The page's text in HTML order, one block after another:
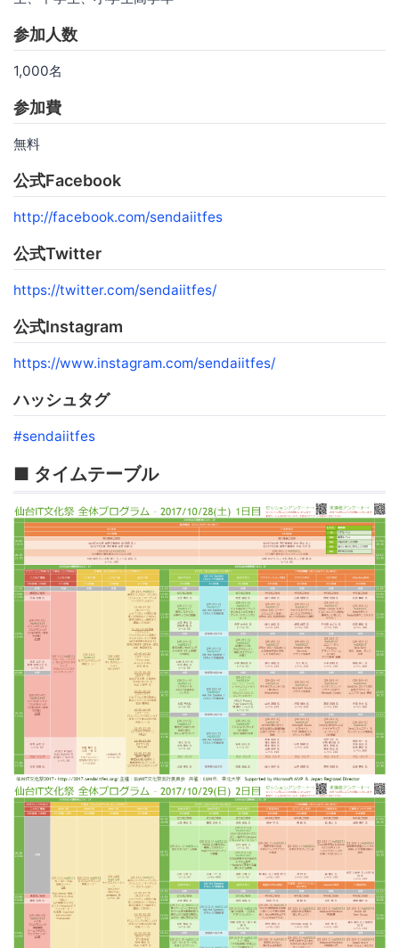
参加人数
1,000名
参加費
無料
公式Facebook
http://facebook.com/sendaiitfes
公式Twitter
https://twitter.com/sendaiitfes/
公式Instagram
https://www.instagram.com/sendaiitfes/
ハッシュタグ
#sendaiitfes
■ タイムテーブル